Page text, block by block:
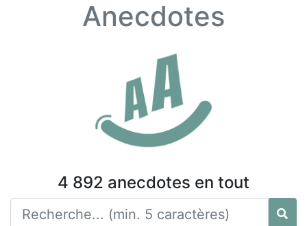
Anecdotes
4 892 anecdotes en tout